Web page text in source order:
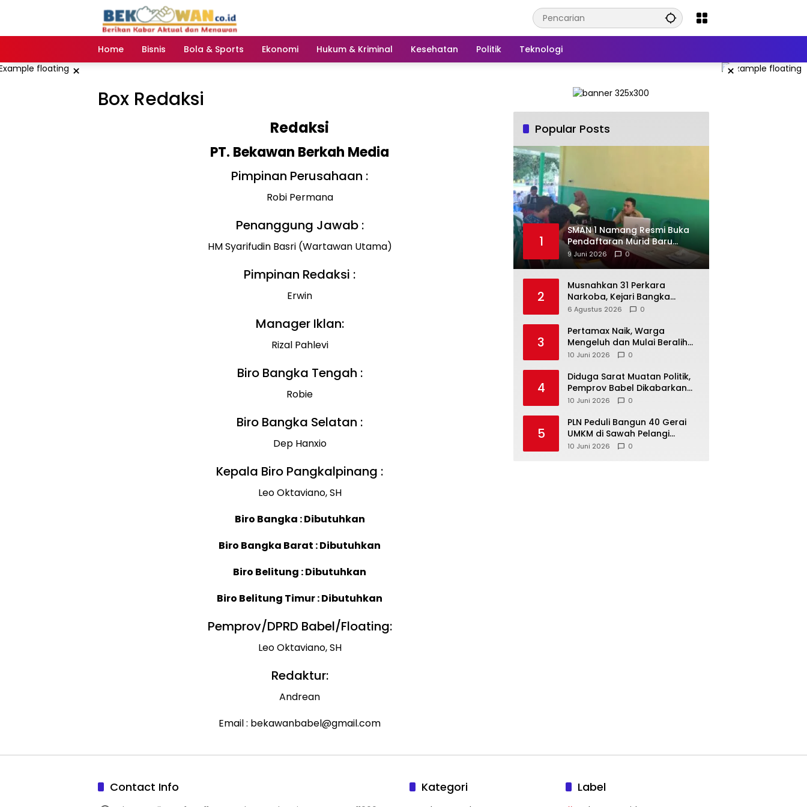
Home
Bisnis Bola & Sports Ekonomi Hukum & Kriminal Kesehatan Politik Teknologi
× ×
Box Redaksi
Redaksi
PT. Bekawan Berkah Media
Pimpinan Perusahaan :
Robi Permana
Penanggung Jawab :
HM Syarifudin Basri (Wartawan Utama)
Pimpinan Redaksi :
Erwin
Manager Iklan:
Rizal Pahlevi
Biro Bangka Tengah :
Robie
Biro Bangka Selatan :
Dep Hanxio
Kepala Biro Pangkalpinang :
Leo Oktaviano, SH
Biro Bangka : Dibutuhkan
Biro Bangka Barat : Dibutuhkan
Biro Belitung : Dibutuhkan
Biro Belitung Timur : Dibutuhkan
Pemprov/DPRD Babel/Floating:
Leo Oktaviano, SH
Redaktur:
Andrean
Email : bekawanbabel@gmail.com
Popular Posts
1
SMAN 1 Namang Resmi Buka
Pendaftaran Murid Baru
2026/2027
9 Juni 2026 0
2
Musnahkan 31 Perkara
Narkoba, Kejari Bangka
Tengah Tegaskan Komitmen
Tuntas
6 Agustus 2026 0
3
‎Pertamax Naik, Warga
Mengeluh dan Mulai Beralih
ke Pertalite Meski Harus Antre
10 Juni 2026 0
4
‎Diduga Sarat Muatan Politik,
Pemprov Babel Dikabarkan
Lakukan Rotasi Besar-
10 Juni 2026 0
5
‎PLN Peduli Bangun 40 Gerai
UMKM di Sawah Pelangi
Namang, Dorong
10 Juni 2026 0
Contact Info Kategori Label